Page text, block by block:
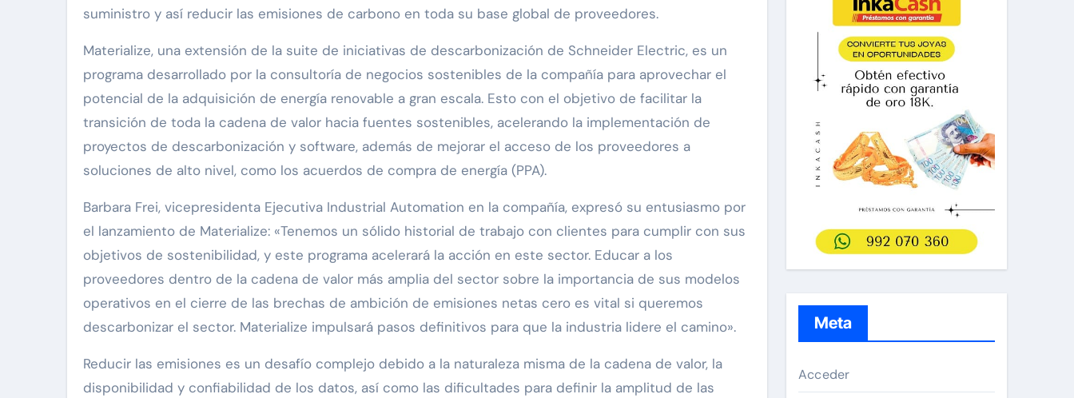
suministro y así reducir las emisiones de carbono en toda su base global de proveedores.
Materialize, una extensión de la suite de iniciativas de descarbonización de Schneider Electric, es un
programa desarrollado por la consultoría de negocios sostenibles de la compañía para aprovechar el
potencial de la adquisición de energía renovable a gran escala. Esto con el objetivo de facilitar la
transición de toda la cadena de valor hacia fuentes sostenibles, acelerando la implementación de
proyectos de descarbonización y software, además de mejorar el acceso de los proveedores a
soluciones de alto nivel, como los acuerdos de compra de energía (PPA).
Barbara Frei, vicepresidenta Ejecutiva Industrial Automation en la compañía, expresó su entusiasmo por
el lanzamiento de Materialize: «Tenemos un sólido historial de trabajo con clientes para cumplir con sus
objetivos de sostenibilidad, y este programa acelerará la acción en este sector. Educar a los
proveedores dentro de la cadena de valor más amplia del sector sobre la importancia de sus modelos
operativos en el cierre de las brechas de ambición de emisiones netas cero es vital si queremos
descarbonizar el sector. Materialize impulsará pasos definitivos para que la industria lidere el camino».
Reducir las emisiones es un desafío complejo debido a la naturaleza misma de la cadena de valor, la
disponibilidad y confiabilidad de los datos, así como las dificultades para definir la amplitud de las
Meta
Acceder